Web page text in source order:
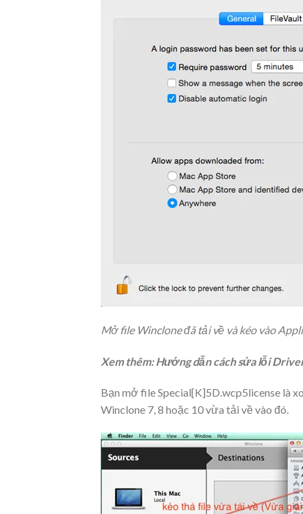
Mở file Winclone đã tải về và kéo vào
Xem thêm: Hướng dẫn cách sửa lỗi
Bạn mở file Special[K]5D.wcp5license là
Winclone 7, 8 hoặc 10 vừa tải về vào đó.